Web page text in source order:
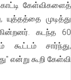
கேள்விகளைத்
முடித்து
கடந்த 60
கூட்டம் சார்ந்து,
என்று கூறி கேள்வி